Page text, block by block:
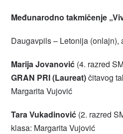
Međunarodno takmičenje
Daugavpils – Letonija (onlajn),
Marija Jovanović (4. razred
GRAN PRI (Laureat)čitavog
Margarita Vujović
Tara Vukadinović (2. razred
klasa: Margarita Vujović